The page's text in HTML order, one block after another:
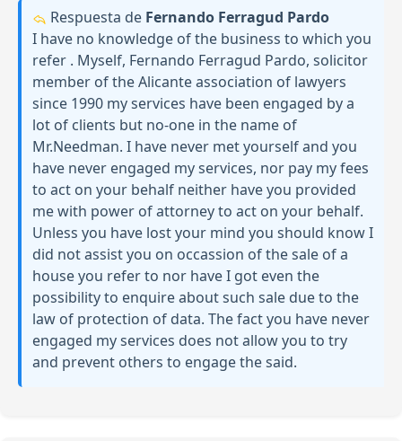
Respuesta de Fernando Ferragud Pardo
I have no knowledge of the business to which you
refer . Myself, Fernando Ferragud Pardo, solicitor
member of the Alicante association of lawyers
since 1990 my services have been engaged by a
lot of clients but no-one in the name of
Mr.Needman. I have never met yourself and you
have never engaged my services, nor pay my fees
to act on your behalf neither have you provided
me with power of attorney to act on your behalf.
Unless you have lost your mind you should know I
did not assist you on occassion of the sale of a
house you refer to nor have I got even the
possibility to enquire about such sale due to the
law of protection of data. The fact you have never
engaged my services does not allow you to try
and prevent others to engage the said.